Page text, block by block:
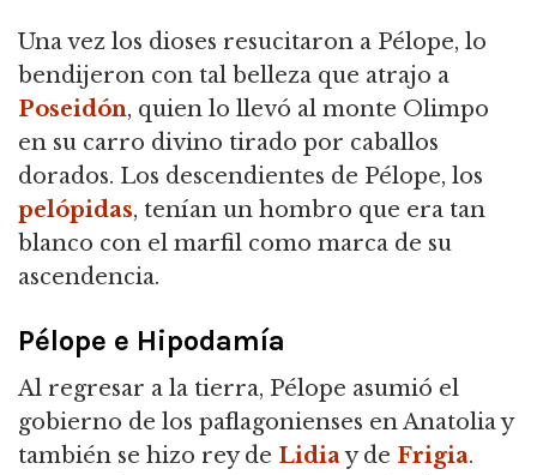
Una vez los dioses resucitaron a Pélope, lo
bendijeron con tal belleza que atrajo a
Poseidón, quien lo llevó al monte Olimpo
en su carro divino tirado por caballos
dorados. Los descendientes de Pélope, los
pelópidas, tenían un hombro que era tan
blanco con el marfil como marca de su
ascendencia.
Pélope e Hipodamía
Al regresar a la tierra, Pélope asumió el
gobierno de los paflagonienses en Anatolia y
también se hizo rey de Lidiay de Frigia.